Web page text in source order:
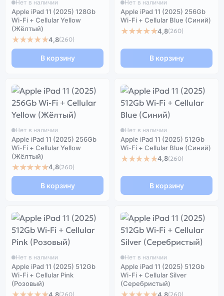
Нет в наличии
Apple iPad 11 (2025) 128Gb
Wi-Fi + Cellular Yellow
(Жёлтый)
★★★★★4,8(260)
В корзину
Нет в наличии
Apple iPad 11 (2025) 256Gb
Wi-Fi + Cellular Blue (Синий)
★★★★★4,8(260)
В корзину
Нет в наличии
Apple iPad 11 (2025) 256Gb
Wi-Fi + Cellular Yellow
(Жёлтый)
★★★★★4,8(260)
В корзину
Нет в наличии
Apple iPad 11 (2025) 512Gb
Wi-Fi + Cellular Blue (Синий)
★★★★★4,8(260)
В корзину
Нет в наличии
Apple iPad 11 (2025) 512Gb
Wi-Fi + Cellular Pink
(Розовый)
4,8(260)
Нет в наличии
Apple iPad 11 (2025) 512Gb
Wi-Fi + Cellular Silver
(Серебристый)
4,8(260)